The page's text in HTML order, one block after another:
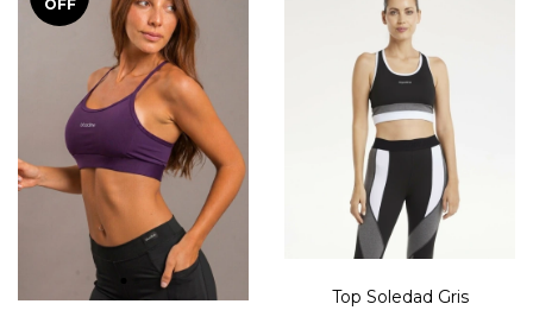
OFF
Top Soledad Gris